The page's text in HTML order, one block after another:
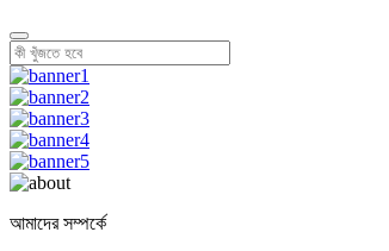
আমাদের সম্পর্কে